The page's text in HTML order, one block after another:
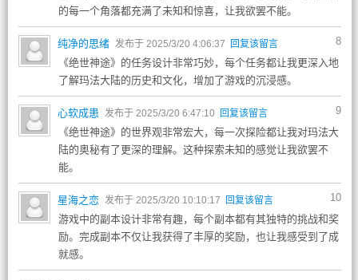
的每一个角落都充满了未知和惊喜，让我欲罢不能。
8
纯净的思绪 发布于 2025/3/20 4:06:37 回复该留言
《绝世神途》的任务设计非常巧妙，每个任务都让我更深入地
了解玛法大陆的历史和文化，增加了游戏的沉浸感。
9
心软成患 发布于 2025/3/20 6:47:10 回复该留言
《绝世神途》的世界观非常宏大，每一次探险都让我对玛法大
陆的奥秘有了更深的理解。这种探索未知的感觉让我欲罢不
能。
10
星海之恋 发布于 2025/3/20 10:10:17 回复该留言
游戏中的副本设计非常有趣，每个副本都有其独特的挑战和奖
励。完成副本不仅让我获得了丰厚的奖励，也让我感受到了成
就感。